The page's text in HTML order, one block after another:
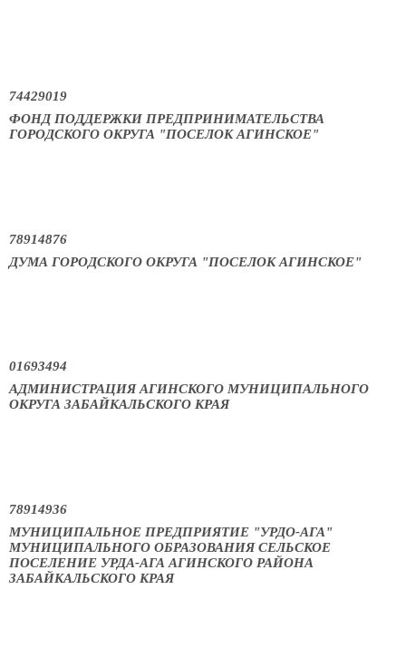
74429019
ФОНД ПОДДЕРЖКИ ПРЕДПРИНИМАТЕЛЬСТВА
ГОРОДСКОГО ОКРУГА "ПОСЕЛОК АГИНСКОЕ"
78914876
ДУМА ГОРОДСКОГО ОКРУГА "ПОСЕЛОК АГИНСКОЕ"
01693494
АДМИНИСТРАЦИЯ АГИНСКОГО МУНИЦИПАЛЬНОГО
ОКРУГА ЗАБАЙКАЛЬСКОГО КРАЯ
78914936
МУНИЦИПАЛЬНОЕ ПРЕДПРИЯТИЕ "УРДО-АГА"
МУНИЦИПАЛЬНОГО ОБРАЗОВАНИЯ СЕЛЬСКОЕ
ПОСЕЛЕНИЕ УРДА-АГА АГИНСКОГО РАЙОНА
ЗАБАЙКАЛЬСКОГО КРАЯ